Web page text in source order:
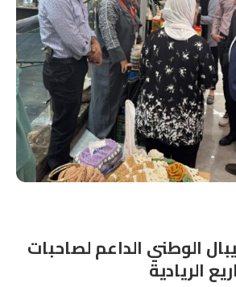
الوطني الداعم لصاحبات
الريادية